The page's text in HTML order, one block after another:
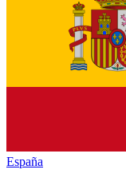
España